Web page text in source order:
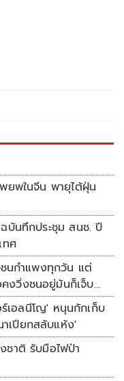
ยพในจีน พายุไต้ฝุ่น
บันทึกประชุม สนช. ปี
ทศ
นกำแพงทุกวัน แต่
งวิ่งชนอยู่มันก็เจ็บ
เอลนีโญ' หนุนกักเก็บ
เปียกสลับแห้ง'
ชาติ รับมือไฟป่า